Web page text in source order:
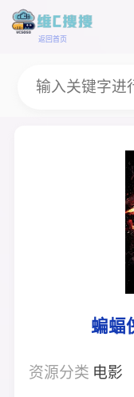
返回首页
蝙蝠
资源分类 电影